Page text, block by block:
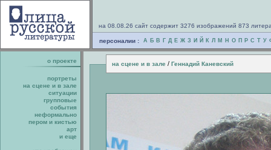
на 08.08.26 сайт содержит 3276 изображений 873
персоналии : А Б В Г Д Е Ж З И Й К Л М Н О П Р С Т У
о проекте на сцене и в зале / Геннадий Каневский
портреты
на сцене и в зале
ситуации
групповые
события
неформально
пером и кистью
арт
и еще